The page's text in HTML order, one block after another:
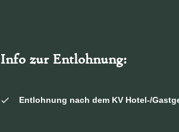
Info zur Entlohnung:
Entlohnung nach dem KV Hotel-/